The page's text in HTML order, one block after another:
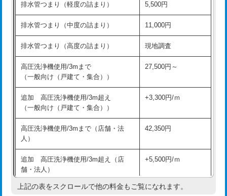
※給水管工事は20mmまでの価格です。
持込商品取付（浄水器・分岐水栓） 16,500円
給水管工事※（ホール加工) 16,500円
給水管工事※（バンド止め) 3,300円
給水管工事※（支持金具設置)
給水管工事※（保温材使用（バンド止
め込み）)
5,500円
給水管工事※（土の掘削・埋め戻し作
業)
11,000円
給水管工事※（塩ビ管（VP・HI）使
用/3ｍまで)
33,000円
給水管工事※（塩ビ管（VP・HI）使
+8,800円
排水管つまり（軽度の詰まり） 5,500円
排水管つまり（中度の詰まり） 11,000円
排水管つまり（高度の詰まり） 現地調査
高圧洗浄機使用/3mまで
（一般向け（戸建て・集合））
27,500円～
追加 高圧洗浄機使用/3m超え
（一般向け（戸建て・集合））
+3,300円/ｍ
高圧洗浄機使用/3mまで（店舗・法
人）
42,350円
追加 高圧洗浄機使用/3m超え（店
舗・法人）
+5,500円/ｍ
高度高圧洗浄換 現地調査
上記の表をスクロールで他の料金もご覧になれます。